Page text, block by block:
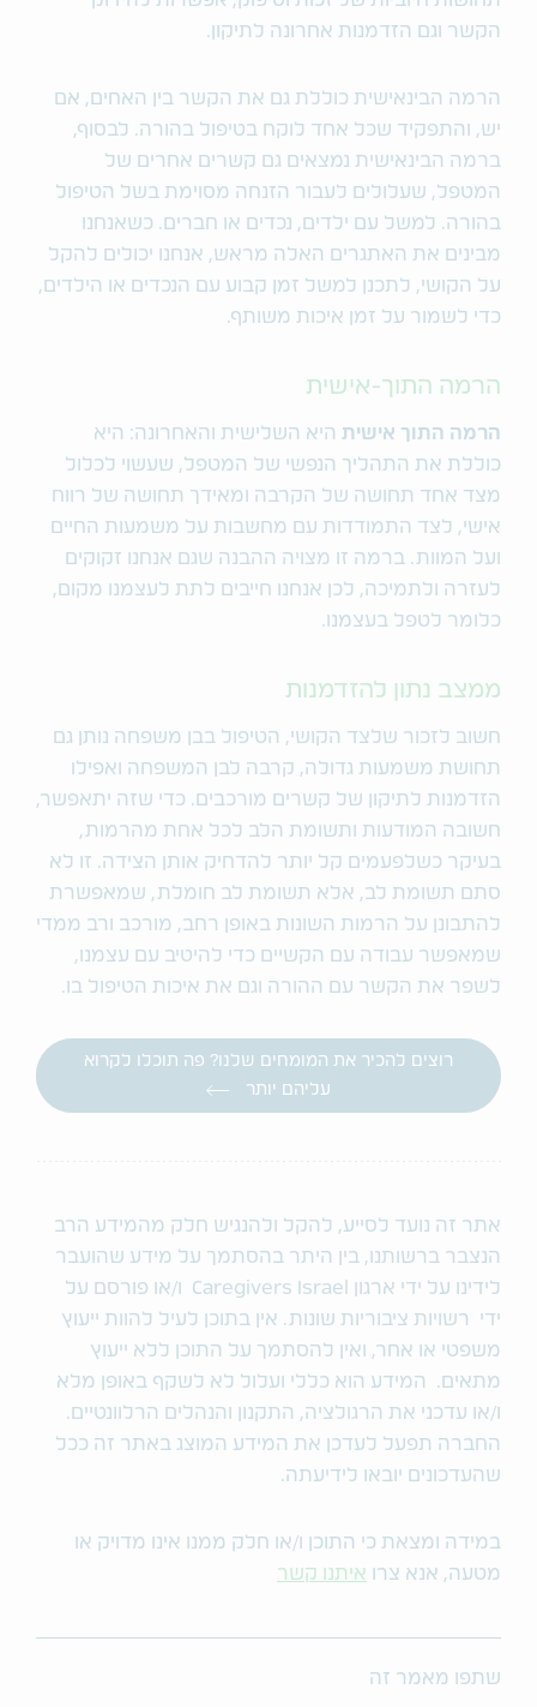
הקשר וגם הזדמנות אחרונה לתיקון.
הרמה הבינאישית כוללת גם את הקשר בין האחים, אם
יש, והתפקיד שכל אחד לוקח בטיפול בהורה. לבסוף,
ברמה הבינאישית נמצאים גם קשרים אחרים של
המטפל, שעלולים לעבור הזנחה מסוימת בשל הטיפול
בהורה. למשל עם ילדים, נכדים או חברים. כשאנחנו
מבינים את האתגרים האלה מראש, אנחנו יכולים להקל
על הקושי, לתכנן למשל זמן קבוע עם הנכדים או הילדים,
כדי לשמור על זמן איכות משותף.
הרמה התוך-אישית
הרמה התוך אישית היא השלישית והאחרונה: היא
כוללת את התהליך הנפשי של המטפל, שעשוי לכלול
מצד אחד תחושה של הקרבה ומאידך תחושה של רווח
אישי, לצד התמודדות עם מחשבות על משמעות החיים
ועל המוות. ברמה זו מצויה ההבנה שגם אנחנו זקוקים
לעזרה ולתמיכה, לכן אנחנו חייבים לתת לעצמנו מקום,
כלומר לטפל בעצמנו.
ממצב נתון להזדמנות
חשוב לזכור שלצד הקושי, הטיפול בבן משפחה נותן גם
תחושת משמעות גדולה, קרבה לבן המשפחה ואפילו
הזדמנות לתיקון של קשרים מורכבים. כדי שזה יתאפשר,
חשובה המודעות ותשומת הלב לכל אחת מהרמות,
בעיקר כשלפעמים קל יותר להדחיק אותן הצידה. זו לא
סתם תשומת לב, אלא תשומת לב חומלת, שמאפשרת
להתבונן על הרמות השונות באופן רחב, מורכב ורב ממדי
שמאפשר עבודה עם הקשיים כדי להיטיב עם עצמנו,
לשפר את הקשר עם ההורה וגם את איכות הטיפול בו.
רוצים להכיר את המומחים שלנו? פה תוכלו לקרוא
עליהם יותר
אתר זה נועד לסייע, להקל ולהנגיש חלק מהמידע הרב
הנצבר ברשותנו, בין היתר בהסתמך על מידע שהועבר
לידינו על ידי ארגון Caregivers Israel ו/או פורסם על
ידי רשויות ציבוריות שונות. אין בתוכן לעיל להוות ייעוץ
משפטי או אחר, ואין להסתמך על התוכן ללא ייעוץ
מתאים. המידע הוא כללי ועלול לא לשקף באופן מלא
ו/או עדכני את הרגולציה, התקנון והנהלים הרלוונטיים.
החברה תפעל לעדכן את המידע המוצג באתר זה ככל
שהעדכונים יובאו לידיעתה.
במידה ומצאת כי התוכן ו/או חלק ממנו אינו מדויק או
מטעה, אנא צרו איתנו קשר
שתפו מאמר זה